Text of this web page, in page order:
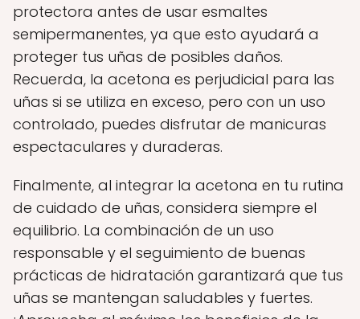
protectora antes de usar esmaltes
semipermanentes, ya que esto ayudará a
proteger tus uñas de posibles daños.
Recuerda, la acetona es perjudicial para las
uñas si se utiliza en exceso, pero con un uso
controlado, puedes disfrutar de manicuras
espectaculares y duraderas.
Finalmente, al integrar la acetona en tu rutina
de cuidado de uñas, considera siempre el
equilibrio. La combinación de un uso
responsable y el seguimiento de buenas
prácticas de hidratación garantizará que tus
uñas se mantengan saludables y fuertes.